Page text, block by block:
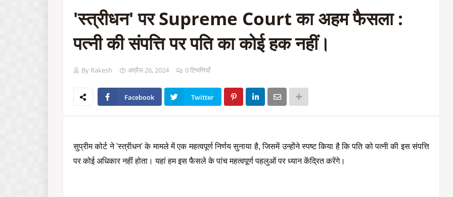
'स्त्रीधन' पर Supreme Court का अहम फैसला :
पत्नी की संपत्ति पर पति का कोई हक नहीं।
By Rakesh अप्रैल 26, 2024 0 टिप्पणियाँ
Facebook Twitter
सुप्रीम कोर्ट ने 'स्त्रीधन' के मामले में एक महत्वपूर्ण निर्णय सुनाया है, जिसमें उन्होंने स्पष्ट किया है कि पति को पत्नी की इस संपत्ति
पर कोई अधिकार नहीं होता। यहां हम इस फैसले के पांच महत्वपूर्ण पहलुओं पर ध्यान केंद्रित करेंगे।